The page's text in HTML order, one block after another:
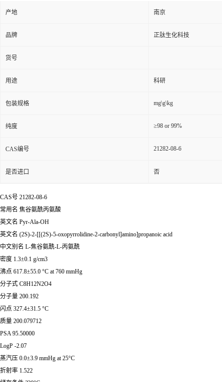
产地 南京
品牌 正肽生化科技
货号
用途 科研
包装规格 mg\g\kg
纯度 ≥98 or 99%
CAS编号 21282-08-6
是否进口 否
CAS号 21282-08-6
常用名 焦谷氨酰丙氨酸
英文名 Pyr-Ala-OH
英文名 (2S)-2-[[(2S)-5-oxopyrrolidine-2-carbonyl]amino]propanoic acid
中文别名 L-焦谷氨酰-L-丙氨酰
密度 1.3±0.1 g/cm3
沸点 617.8±55.0 °C at 760 mmHg
分子式 C8H12N2O4
分子量 200.192
闪点 327.4±31.5 °C
质量 200.079712
PSA 95.50000
LogP -2.07
蒸汽压 0.0±3.9 mmHg at 25°C
折射率 1.522